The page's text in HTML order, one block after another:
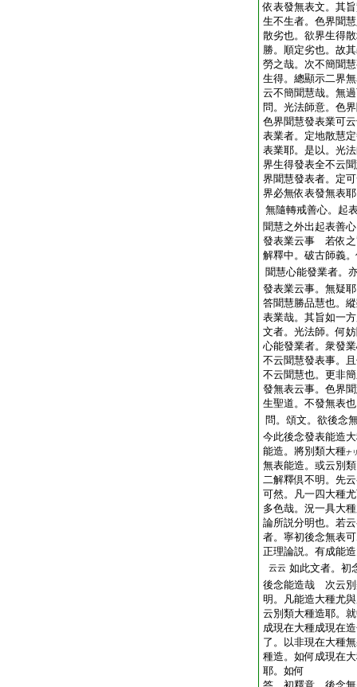
依表發無表文。其
生不生者。色界聞
散劣也。欲界生得
勝。順定劣也。故
勞之哉。次不簡聞
生得。總顯示二界
云不簡聞慧哉。無
問。光法師意。色
色界聞慧發表業可
表業者。定地散慧
表業耶。是以。光
界生得發表全不云
界聞慧發表者。定
界必無依表發無表
無隨轉戒善心。起
聞慧之外出起表善
發表業云事 若依之
解釋中。破古師義
聞慧心能發業者。
發表業云事。無疑
答聞慧勝品慧也。
表業哉。其旨如一
文者。光法師。何
心能發業者。衆發
不云聞慧發表事。
不云聞慧也。更非
發無表云事。色界
生聖道。不發無表
問。頌文。欲後念
今此後念發表能造
能造。將別類大種ナ
無表能造。或云別
二解釋倶不明。先
可然。凡一四大種
多色哉。況一具大
論所説分明也。若
者。寧初後念無表
正理論説。有成能
云云 如此文者。初
後念能造哉 次云別
明。凡能造大種尤
云別類大種造耶。
成現在大種成現在
了。以非現在大種
種造。如何成現在
耶。如何